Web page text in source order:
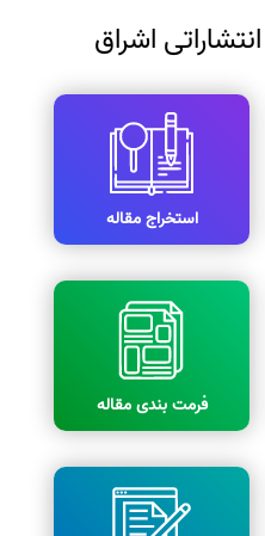
اشراق
استخراج مقاله
فرمت بندی مقاله